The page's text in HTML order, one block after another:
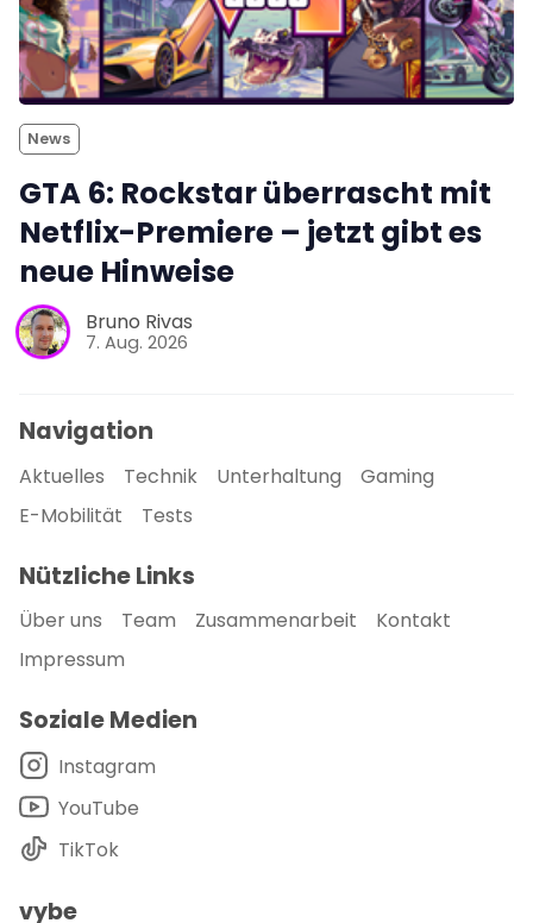
News
GTA 6: Rockstar überrascht mit
Netflix-Premiere – jetzt gibt es
neue Hinweise
Bruno Rivas
7. Aug. 2026
Navigation
Aktuelles Technik Unterhaltung
Gaming
E-Mobilität
Tests
Nützliche Links
Über uns Team Zusammenarbeit
Kontakt
Impressum
Soziale Medien
Instagram
YouTube
TikTok
vybe